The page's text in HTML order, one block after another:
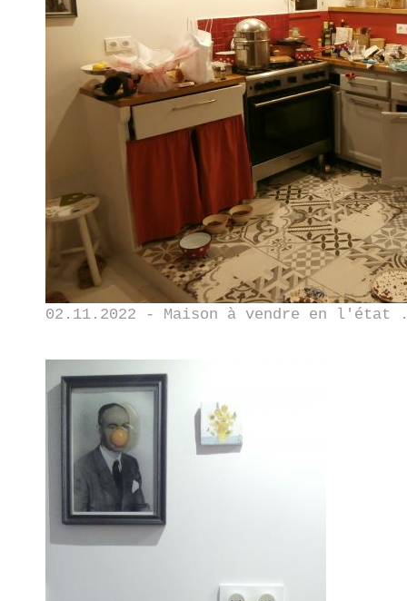
02.11.2022 - Maison à vendre en l'état